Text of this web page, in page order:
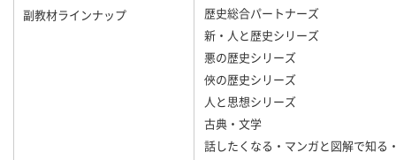
副教材ラインナップ
歴史総合パートナーズ
新・人と歴史シリーズ
悪の歴史シリーズ
俠の歴史シリーズ
人と思想シリーズ
古典・文学
話したくなる・マンガと図解で知る